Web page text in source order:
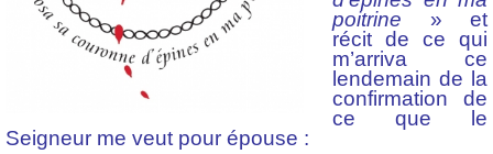
poitrine » et
récit de ce qui
m’arriva ce
lendemain de la
confirmation de
ce que le
Seigneur me veut pour épouse :